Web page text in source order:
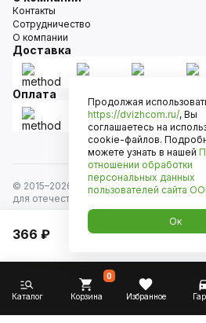
366 ₽
Контакты
Сотрудничество
О компании
Доставка
Оплата
© 2015–2026
Движком — сеть магазинов
для отечественных автомобилей и
носит исключительно информационный
публичной офертой, определяемой
ст. 437 Гражданского кодекса РФ. Все
Каталог Корзина
0
Избранное
Продолжая
https://dvizhcom.ru/, Вы
соглашаетесь на
cookie-файлов.
можете узнать в нашей
отношении обработки
персональных данных
пользователей сайта
Ок